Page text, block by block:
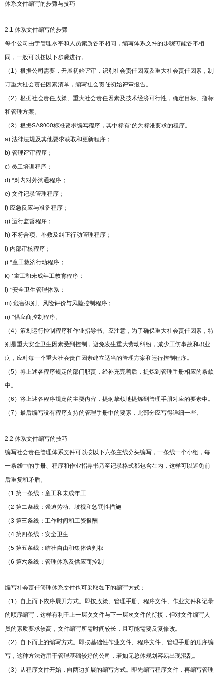
体系文件编写的步骤与技巧
2.1 体系文件编写的步骤
每个公司由于管理水平和人员素质各不相同，编写体系文件的步骤可能各不相
同，一般可以按以下步骤进行。
（1）根据公司需要，开展初始评审，识别社会责任因素及重大社会责任因素，制
订重大社会责任因素清单，编写社会责任初始评审报告。
（2）根据社会责任政策、重大社会责任因素及技术经济可行性，确定目标、指标
和管理方案。
（3）根据SA8000标准要求编写程序，其中标有*的为标准要求的程序。
a) 法律法规及其他要求获取和更新程序；
b) 管理评审程序；
c) 员工培训程序；
d) *对内对外沟通程序；
e) 文件记录管理程序；
f) 应急反应与准备程序；
g) 运行监督程序；
h) 不符合项、补救及纠正行动管理程序；
i) 内部审核程序；
j) *童工救济行动程序；
k) *童工和未成年工教育程序；
l) *安全卫生管理体系；
m) 危害识别、风险评价与风险控制程序；
n) *供应商控制程序。
（4）策划运行控制程序和作业指导书。应注意，为了确保重大社会责任因素，特
别是重大安全卫生因素受到控制，避免发生重大劳动纠纷，减少工伤事故和职业
病，应对每一个重大社会责任因素建立适当的管理方案和运行控制程序。
（5）将上述各程序规定的部门职责，经补充完善后，提炼到管理手册相应的条款
中。
（6）将上述各程序规定的主要内容，提纲挚领地提炼到管理手册对应的要素中。
（7）最后编写没有程序支持的管理手册中的要素，此部分应写得详细一些。
2.2 体系文件编写的技巧
编写社会责任管理体系文件可以按以下六条主线分头编写，一条线一个小组，每
一条线中的手册、程序和作业指导书乃至记录格式都包含在内，这样可以避免前
后重复和矛盾。
（1 第一条线：童工和未成年工
（2 第二条线：强迫劳动、歧视和惩罚性措施
（3 第三条线：工作时间和工资报酬
（4 第四条线：安全卫生
（5 第五条线：结社自由和集体谈判权
（6 第六条线：管理体系及供应商控制
编写社会责任管理体系文件也可采取如下的编写方式：
（1）自上而下依序展开方式。即按政策、管理手册、程序文件、作业文件和记录
的顺序编写，这样有利于上一层次文件与下一层次文件的衔接，但对文件编写人
员的素质要求较高，文件编写所需时间较长，且可能需要反复修改。
（2）自下而上的编写方式。即按基础性作业文件、程序文件、管理手册的顺序编
写，这种方法适用于管理基础较好的公司，若如无总体规划容易出现混乱。
（3）从程序文件开始，向两边扩展的编写方式。即先编写程序文件，再编写管理